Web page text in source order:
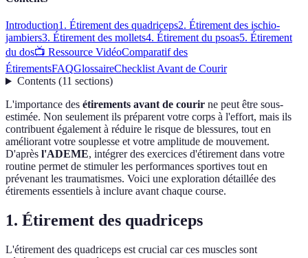
Introduction1. Étirement des quadriceps2. Étirement des ischio-
jambiers3. Étirement des mollets4. Étirement du psoas5. Étirement
du dos📺 Ressource VidéoComparatif des
ÉtirementsFAQGlossaireChecklist Avant de Courir
Contents(11 sections)
L'importance des étirements avant de courir ne peut être sous-
estimée. Non seulement ils préparent votre corps à l'effort, mais ils
contribuent également à réduire le risque de blessures, tout en
améliorant votre souplesse et votre amplitude de mouvement.
D'après l'ADEME, intégrer des exercices d'étirement dans votre
routine permet de stimuler les performances sportives tout en
prévenant les traumatismes. Voici une exploration détaillée des
étirements essentiels à inclure avant chaque course.
1. Étirement des quadriceps
L'étirement des quadriceps est crucial car ces muscles sont